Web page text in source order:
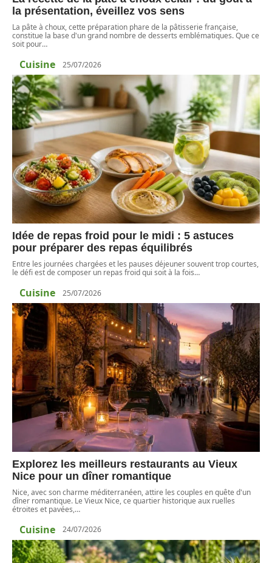
la présentation, éveillez vos sens
La pâte à choux, cette préparation phare de la pâtisserie française,
constitue la base d'un grand nombre de desserts emblématiques. Que ce
soit pour…
Cuisine 25/07/2026
Idée de repas froid pour le midi : 5 astuces
pour préparer des repas équilibrés
Entre les journées chargées et les pauses déjeuner souvent trop courtes,
le défi est de composer un repas froid qui soit à la fois…
Cuisine 25/07/2026
Explorez les meilleurs restaurants au Vieux
Nice pour un dîner romantique
Nice, avec son charme méditerranéen, attire les couples en quête d'un
dîner romantique. Le Vieux Nice, ce quartier historique aux ruelles
étroites et pavées,…
Cuisine 24/07/2026